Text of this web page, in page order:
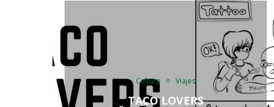
Cultura Viajes
TACO LOVERS